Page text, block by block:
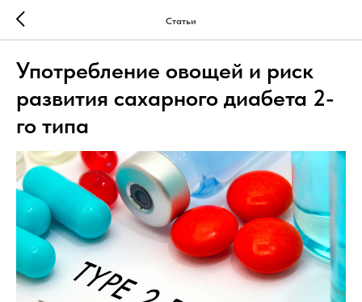
Статьи
Употребление овощей и риск
развития сахарного диабета 2-
го типа